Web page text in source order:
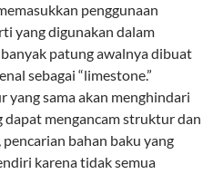
penggunaan
yang digunakan dalam
patung awalnya dibuat
sebagai “limestone.”
yang sama akan menghindari
dapat mengancam struktur dan
bahan baku yang
karena tidak semua